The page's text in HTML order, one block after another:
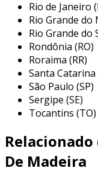
mesas de
família ou para
mesas
retangular ou
acomodar
mesas de café:
posicionadas
bebidas,
revistas.
Rio de Janeiro
Rio Grande do
Rio Grande do
Rondônia (RO)
Roraima (RR)
Santa Catarina
São Paulo (SP)
Sergipe (SE)
Tocantins (TO)
De Madeira